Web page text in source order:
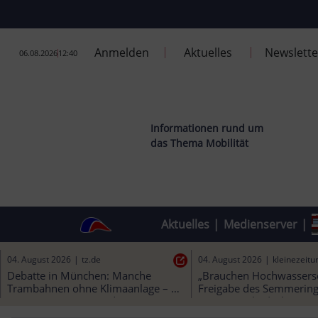
06.08.202612:40 Anmelden Aktuelles
Informationen rund um
das Thema Mobilität
Aktuelles Medienserver
05. August 2026 | welt.de
Bahn schafft erste
Korridorsanierung in Bayern - ein
04. August 2026 | tz.de
Debatte in München:
Trambahnen ohne
„muss garantiert werden“